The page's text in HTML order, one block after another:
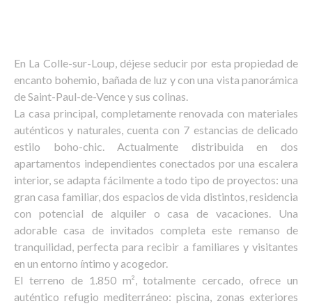
En La Colle-sur-Loup, déjese seducir por esta propiedad de
encanto bohemio, bañada de luz y con una vista panorámica
de Saint-Paul-de-Vence y sus colinas.
La casa principal, completamente renovada con materiales
auténticos y naturales, cuenta con 7 estancias de delicado
estilo boho-chic. Actualmente distribuida en dos
apartamentos independientes conectados por una escalera
interior, se adapta fácilmente a todo tipo de proyectos: una
gran casa familiar, dos espacios de vida distintos, residencia
con potencial de alquiler o casa de vacaciones. Una
adorable casa de invitados completa este remanso de
tranquilidad, perfecta para recibir a familiares y visitantes
en un entorno íntimo y acogedor.
El terreno de 1.850 m², totalmente cercado, ofrece un
auténtico refugio mediterráneo: piscina, zonas exteriores